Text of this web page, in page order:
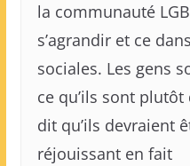
la communauté
s’agrandir et ce
sociales. Les gens
ce qu’ils sont plutôt
dit qu’ils devraient
réjouissant en fait